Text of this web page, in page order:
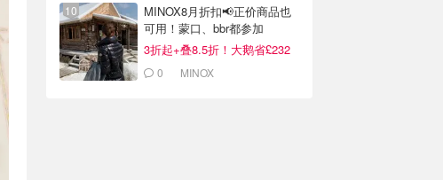
MINOX8月折扣📢正价商品也
可用！蒙口、bbr都参加
3折起+叠8.5折！大鹅省£232
0 MINOX